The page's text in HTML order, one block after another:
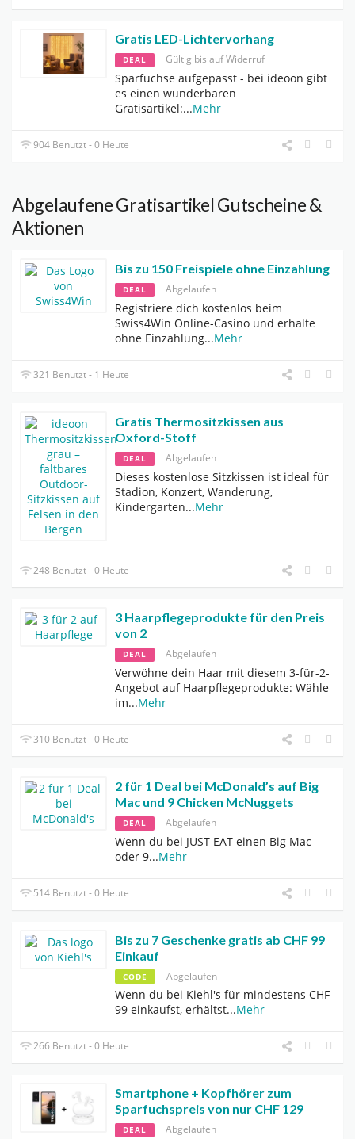
Gratis LED-Lichtervorhang
DEAL Gültig bis auf Widerruf
Sparfüchse aufgepasst - bei ideoon gibt
es einen wunderbaren
Gratisartikel:...Mehr
904 Benutzt - 0 Heute
Abgelaufene Gratisartikel Gutscheine &
Aktionen
Bis zu 150 Freispiele ohne Einzahlung
DEAL Abgelaufen
Registriere dich kostenlos beim
Swiss4Win Online-Casino und erhalte
ohne Einzahlung...Mehr
321 Benutzt - 1 Heute
Gratis Thermositzkissen aus
Oxford-Stoff
DEAL Abgelaufen
Dieses kostenlose Sitzkissen ist ideal für
Stadion, Konzert, Wanderung,
Kindergarten...Mehr
248 Benutzt - 0 Heute
3 Haarpflegeprodukte für den Preis
von 2
DEAL Abgelaufen
Verwöhne dein Haar mit diesem 3-für-2-
Angebot auf Haarpflegeprodukte: Wähle
im...Mehr
310 Benutzt - 0 Heute
2 für 1 Deal bei McDonald’s auf Big
Mac und 9 Chicken McNuggets
DEAL Abgelaufen
Wenn du bei JUST EAT einen Big Mac
oder 9...Mehr
514 Benutzt - 0 Heute
Bis zu 7 Geschenke gratis ab CHF 99
Einkauf
CODE Abgelaufen
Wenn du bei Kiehl's für mindestens CHF
99 einkaufst, erhältst...Mehr
266 Benutzt - 0 Heute
Smartphone + Kopfhörer zum
Sparfuchspreis von nur CHF 129
DEAL Abgelaufen